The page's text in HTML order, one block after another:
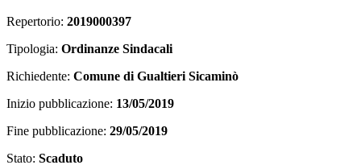
Repertorio: 2019000397
Tipologia: Ordinanze Sindacali
Richiedente: Comune di Gualtieri Sicaminò
Inizio pubblicazione: 13/05/2019
Fine pubblicazione: 29/05/2019
Stato: Scaduto